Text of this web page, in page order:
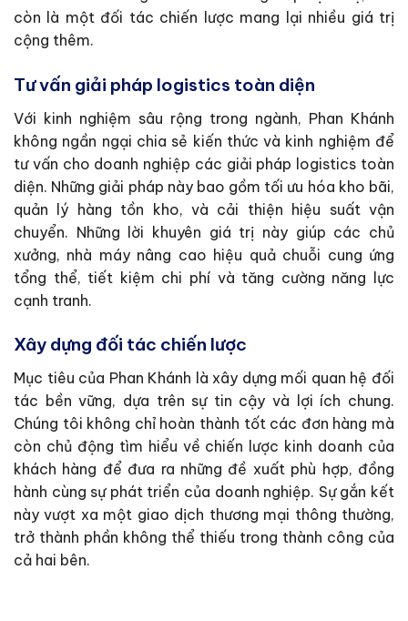
còn là một đối tác chiến lược mang lại nhiều giá trị
cộng thêm.
Tư vấn giải pháp logistics toàn diện
Với kinh nghiệm sâu rộng trong ngành, Phan Khánh
không ngần ngại chia sẻ kiến thức và kinh nghiệm để
tư vấn cho doanh nghiệp các giải pháp logistics toàn
diện. Những giải pháp này bao gồm tối ưu hóa kho bãi,
quản lý hàng tồn kho, và cải thiện hiệu suất vận
chuyển. Những lời khuyên giá trị này giúp các chủ
xưởng, nhà máy nâng cao hiệu quả chuỗi cung ứng
tổng thể, tiết kiệm chi phí và tăng cường năng lực
cạnh tranh.
Xây dựng đối tác chiến lược
Mục tiêu của Phan Khánh là xây dựng mối quan hệ đối
tác bền vững, dựa trên sự tin cậy và lợi ích chung.
Chúng tôi không chỉ hoàn thành tốt các đơn hàng mà
còn chủ động tìm hiểu về chiến lược kinh doanh của
khách hàng để đưa ra những đề xuất phù hợp, đồng
hành cùng sự phát triển của doanh nghiệp. Sự gắn kết
này vượt xa một giao dịch thương mại thông thường,
trở thành phần không thể thiếu trong thành công của
cả hai bên.